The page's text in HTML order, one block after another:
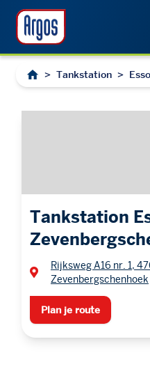
> Tankstation >
Tankstation
Rijksweg A16 nr. 1,
Zevenbergschenhoek
Plan je route